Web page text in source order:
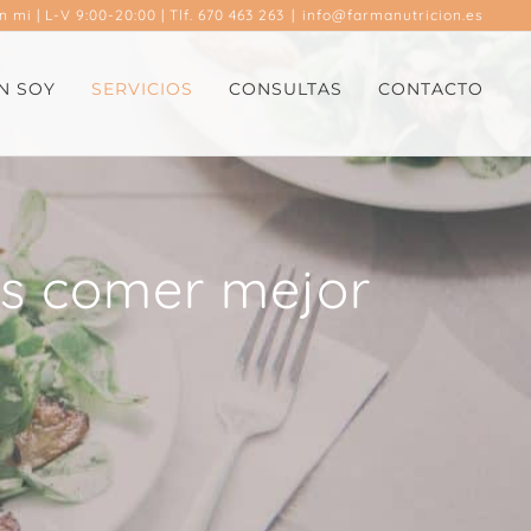
mi | L-V 9:00-20:00 | Tlf. 670 463 263 | info@farmanutricion.es
SOY SERVICIOS CONSULTAS CONTACTO
comer mejor